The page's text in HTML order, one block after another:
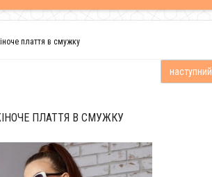
плаття в смужку
наступний
ПЛАТТЯ В СМУЖКУ